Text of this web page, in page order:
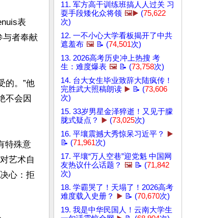
表
与者奉献
的。”他
不会因
特殊意
艺术自
心：拒
11. 军方高干训练班搞人人过关 习
耍手段矮化众将领 🖼️▶️ (75,622
次)
12. 一不小心大学看板揭开了中共
遮羞布 🖼️ 📝 (74,501次)
13. 2026高考历史冲上热搜 考
生：难度爆表 🖼️ 📝 (73,758次)
14. 台大女生毕业致辞大陆疯传！
完胜武大照稿朗读 ▶️ 📝 (73,606
次)
15. 33岁男星金泽猝逝！又见于朦
胧式疑点？
▶️ (73,025次)
16. 平壤震撼大秀惊呆习近平？
▶️
📝 (71,961次)
17. 平壤“万人空巷”迎党魁 中国网
友热议什么话题？ 🖼️ 📝 (71,842
次)
18. 学霸哭了！天塌了！2026高考
难度载入史册？
▶️ 📝 (70,670次)
19. 我是中华民国人！云南大学生